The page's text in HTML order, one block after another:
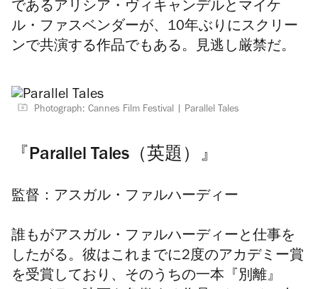
であるアリシア・ヴィキャンデルとマイケ
ル・ファスベンダーが、10年ぶりにスクリー
ンで共演する作品でもある。見逃し厳禁だ。
Photograph: Cannes Film Festival Parallel Tales
『Parallel Tales（英題）』
監督：アスガル・ファルハーディー
誰もがアスガル・ファルハーディーと仕事を
したがる。彼はこれまでに2度のアカデミー賞
を受賞しており、そのうちの一本『別離』